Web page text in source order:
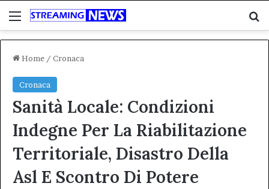
Menu
Home / Cronaca
Cronaca
Sanità Locale: Condizioni
Indegne Per La Riabilitazione
Territoriale, Disastro Della
Asl E Scontro Di Potere